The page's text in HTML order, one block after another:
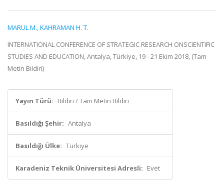
MARUL M.,KAHRAMAN H. T.
INTERNATIONAL CONFERENCE OF STRATEGIC RESEARCH ONSCIENTIFIC
STUDIES AND EDUCATION, Antalya, Türkiye, 19 - 21 Ekim 2018, (Tam
Metin Bildiri)
Yayın Türü: Bildiri / Tam Metin Bildiri
Basıldığı Şehir: Antalya
Basıldığı Ülke: Türkiye
Karadeniz Teknik Üniversitesi Adresli: Evet